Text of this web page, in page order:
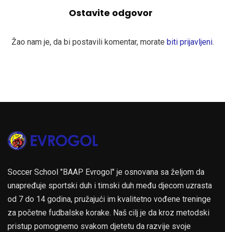
Ostavite odgovor
Žao nam je, da bi postavili komentar, morate biti prijavljeni.
Soccer School "BAAP Evrogol" je osnovana sa željom da
unapređuje sportski duh i timski duh među djecom uzrasta
od 7 do 14 godina, pružajući im kvalitetno vođene treninge
za početne fudbalske korake. Naš cilj je da kroz metodski
pristup pomognemo svakom djetetu da razvije svoje